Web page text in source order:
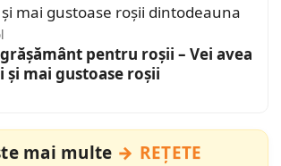
pentru roșii – Vei avea
și mai gustoase roșii
mai multe REȚETE